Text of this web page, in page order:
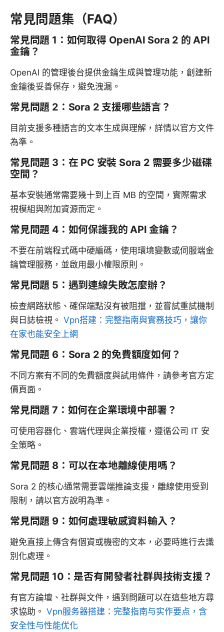
常見問題集（FAQ）
常見問題 1：如何取得 OpenAI Sora 2 的 API
金鑰？
OpenAI 的管理後台提供金鑰生成與管理功能，創建新
金鑰後妥善保存，避免洩漏。
常見問題 2：Sora 2 支援哪些語言？
目前支援多種語言的文本生成與理解，詳情以官方文件
為準。
常見問題 3：在 PC 安裝 Sora 2 需要多少磁碟
空間？
基本安裝通常需要幾十到上百 MB 的空間，實際需求
視模組與附加資源而定。
常見問題 4：如何保護我的 API 金鑰？
不要在前端程式碼中硬編碼，使用環境變數或伺服端金
鑰管理服務，並啟用最小權限原則。
常見問題 5：遇到連線失敗怎麼辦？
檢查網路狀態、確保端點沒有被阻擋，並嘗試重試機制
與日誌檢視。 Vpn搭建：完整指南與實務技巧，讓你
在家也能安全上網
常見問題 6：Sora 2 的免費額度如何？
不同方案有不同的免費額度與試用條件，請參考官方定
價頁面。
常見問題 7：如何在企業環境中部署？
可使用容器化、雲端代理與企業授權，遵循公司 IT 安
全策略。
常見問題 8：可以在本地離線使用嗎？
Sora 2 的核心通常需要雲端推論支援，離線使用受到
限制，請以官方說明為準。
常見問題 9：如何處理敏感資料輸入？
避免直接上傳含有個資或機密的文本，必要時進行去識
別化處理。
常見問題 10：是否有開發者社群與技術支援？
有官方論壇、社群與文件，遇到問題可以在這些地方尋
求協助。 Vpn服务器搭建：完整指南与实作要点，含
安全性与性能优化